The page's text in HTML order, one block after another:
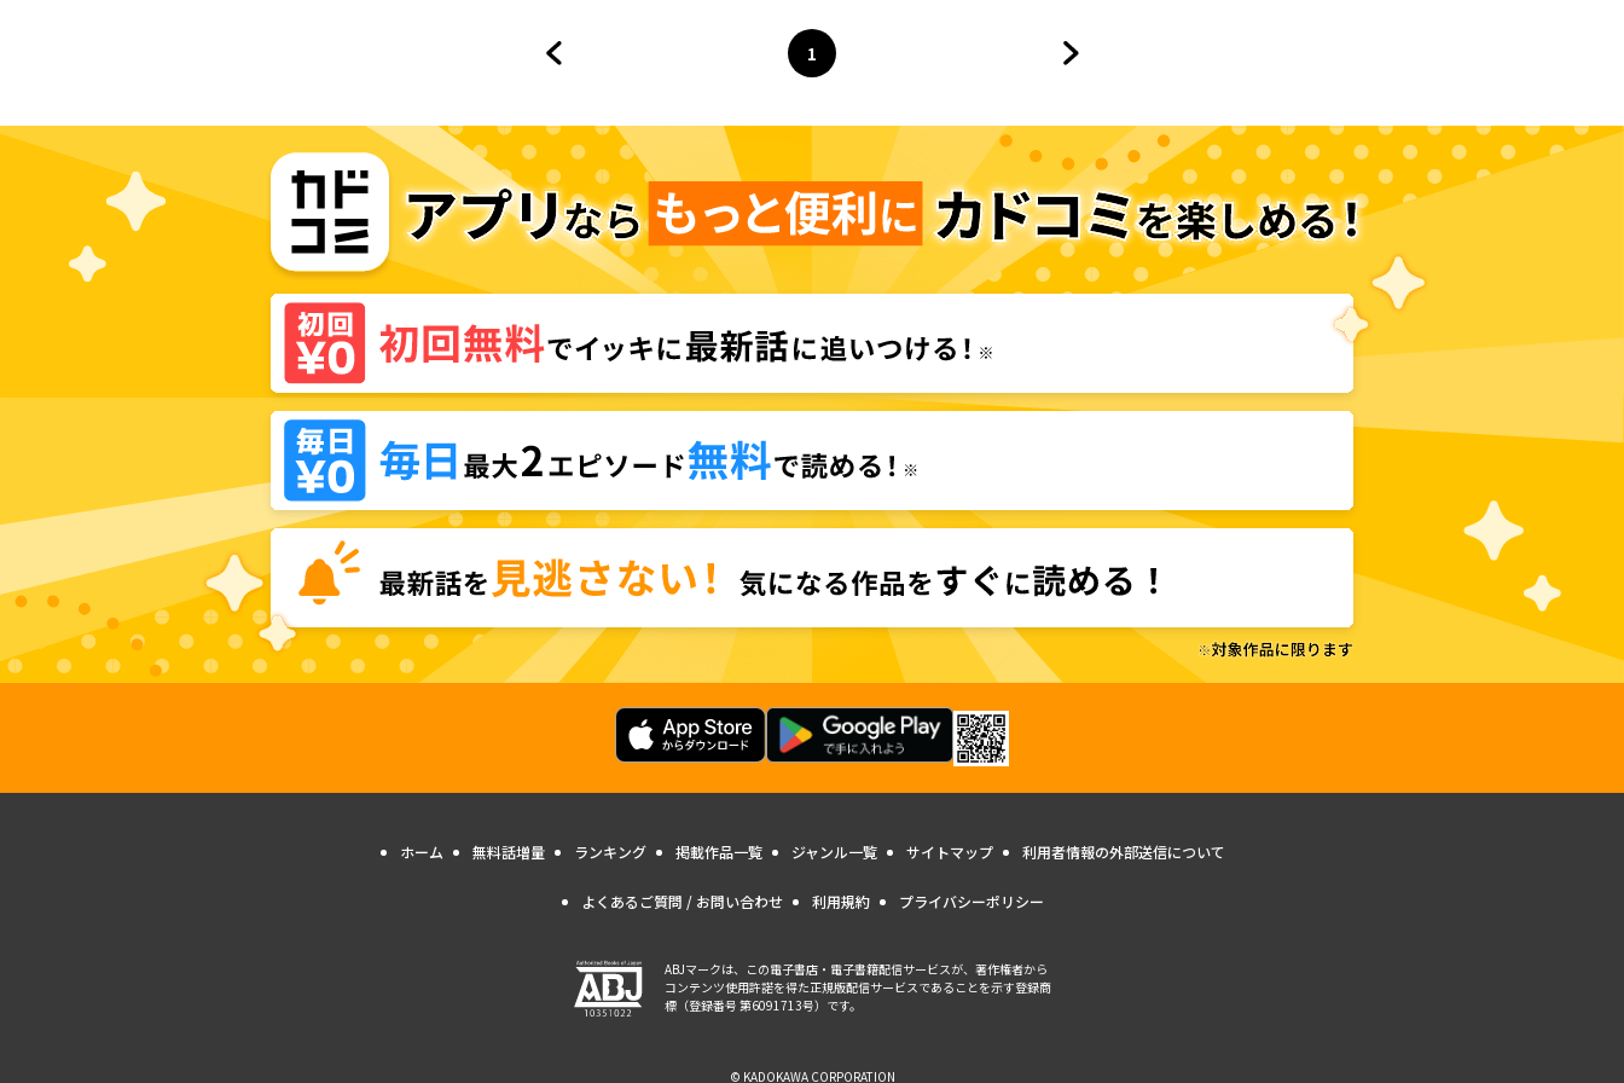
ページ
1
へ
ホーム 無料話増量 ランキング 掲載作品一覧 ジャンル一覧 サイトマップ 利用者情報の外部送信について
よくあるご質問 / お問い合わせ 利用規約 プライバシーポリシー
ABJマークは、この電子書店・電子書籍配信サービスが、著作権者から
コンテンツ使用許諾を得た正規版配信サービスであることを示す登録商
標（登録番号 第6091713号）です。
© KADOKAWA CORPORATION